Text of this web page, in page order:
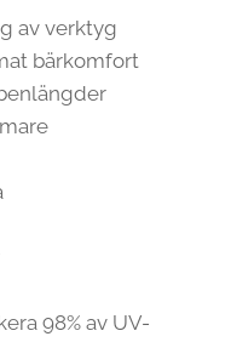
av verktyg
bärkomfort
98% av UV-